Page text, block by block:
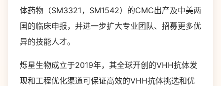
体药物（SM3321，SM1542）的CMC出产及中美两
国的临床申报，并进一步扩大专业团队、招募更多优
异的技能人才。
烁星生物成立于2019年，其全球开创的VHH抗体发
现和工程优化渠道可保证高效的VHH抗体挑选和优